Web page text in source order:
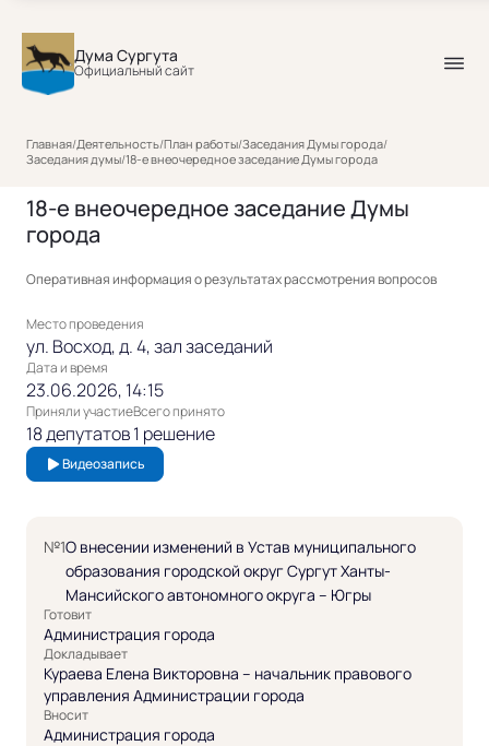
Дума Сургута
Официальный сайт
Главная/Деятельность/План работы/Заседания Думы города/
Заседания думы/18-е внеочередное заседание Думы города
18-е внеочередное заседание Думы
города
Оперативная информация о результатах рассмотрения вопросов
Место проведения
ул. Восход, д. 4, зал заседаний
Дата и время
23.06.2026, 14:15
Приняли участие
18 депутатов
Всего принято
1 решение
Видеозапись
№1О внесении изменений в Устав муниципального
образования городской округ Сургут Ханты-
Мансийского автономного округа – Югры
Готовит
Администрация города
Докладывает
Кураева Елена Викторовна – начальник правового
управления Администрации города
Вносит
Администрация города